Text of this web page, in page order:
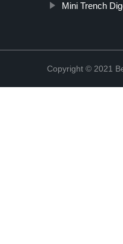
Mini Trench
Copyright © 2021